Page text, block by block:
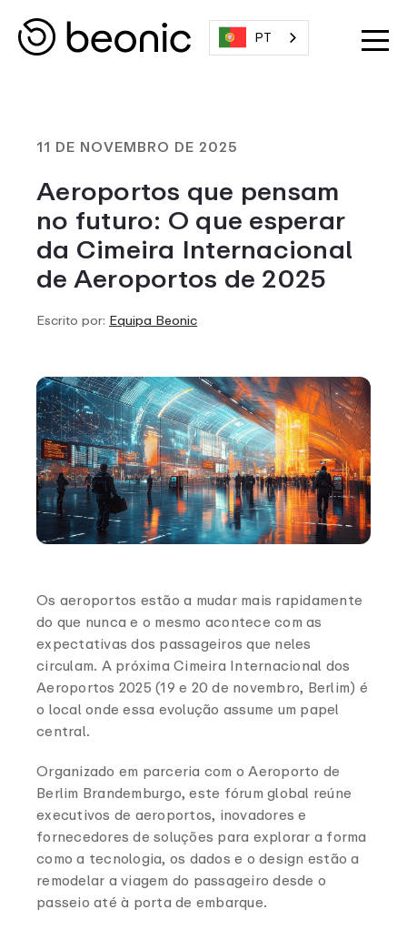
PT
11 DE NOVEMBRO DE 2025
Aeroportos que pensam
no futuro: O que esperar
da Cimeira Internacional
de Aeroportos de 2025
Escrito por: Equipa Beonic
Os aeroportos estão a mudar mais rapidamente
do que nunca e o mesmo acontece com as
expectativas dos passageiros que neles
circulam. A próxima Cimeira Internacional dos
Aeroportos 2025 (19 e 20 de novembro, Berlim) é
o local onde essa evolução assume um papel
central.
Organizado em parceria com o Aeroporto de
Berlim Brandemburgo, este fórum global reúne
executivos de aeroportos, inovadores e
fornecedores de soluções para explorar a forma
como a tecnologia, os dados e o design estão a
remodelar a viagem do passageiro desde o
passeio até à porta de embarque.